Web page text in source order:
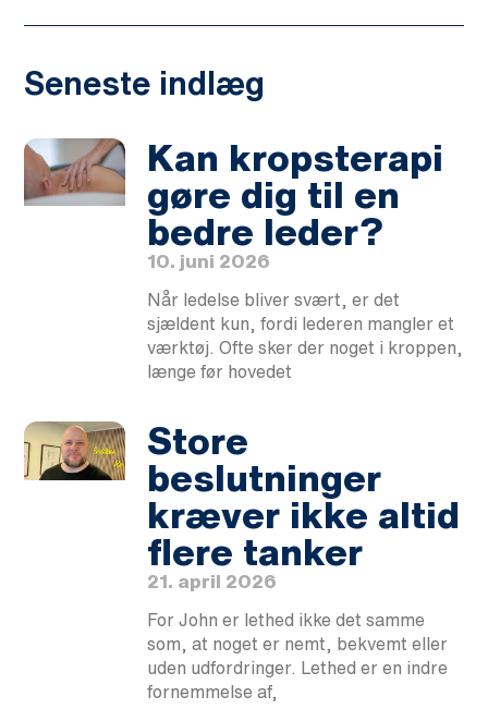
Seneste indlæg
Kan kropsterapi
gøre dig til en
bedre leder?
10. juni 2026
Når ledelse bliver svært, er det
sjældent kun, fordi lederen mangler et
værktøj. Ofte sker der noget i kroppen,
længe før hovedet
Store
beslutninger
kræver ikke altid
flere tanker
21. april 2026
For John er lethed ikke det samme
som, at noget er nemt, bekvemt eller
uden udfordringer. Lethed er en indre
fornemmelse af,